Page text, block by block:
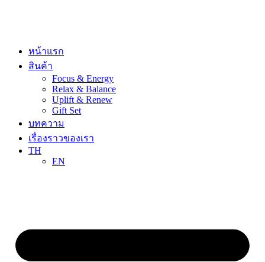
หน้าแรก
สินค้า
Focus & Energy
Relax & Balance
Uplift & Renew
Gift Set
บทความ
เรื่องราวของเรา
TH
EN